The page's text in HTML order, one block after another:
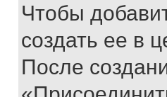
Чтобы
создать ее в
После